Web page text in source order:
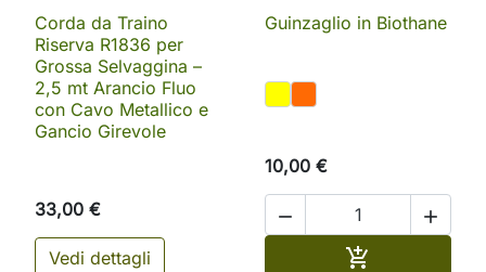
Corda da Traino
Riserva R1836 per
Grossa Selvaggina –
2,5 mt Arancio Fluo
con Cavo Metallico e
Gancio Girevole
33,00 €
Vedi dettagli
Guinzaglio in Biothane
10,00 €
 
